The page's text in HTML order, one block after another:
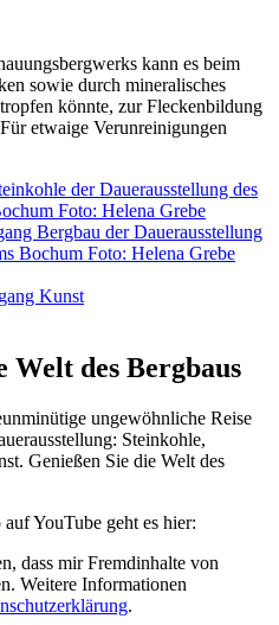
kann es beim
sowie durch mineralisches
könnte, zur Fleckenbildung
etwaige Verunreinigungen
Welt des Bergbaus
ungewöhnliche Reise
Steinkohle,
Genießen Sie die Welt des
YouTube geht es hier:
dass mir Fremdinhalte von
Weitere Informationen
.